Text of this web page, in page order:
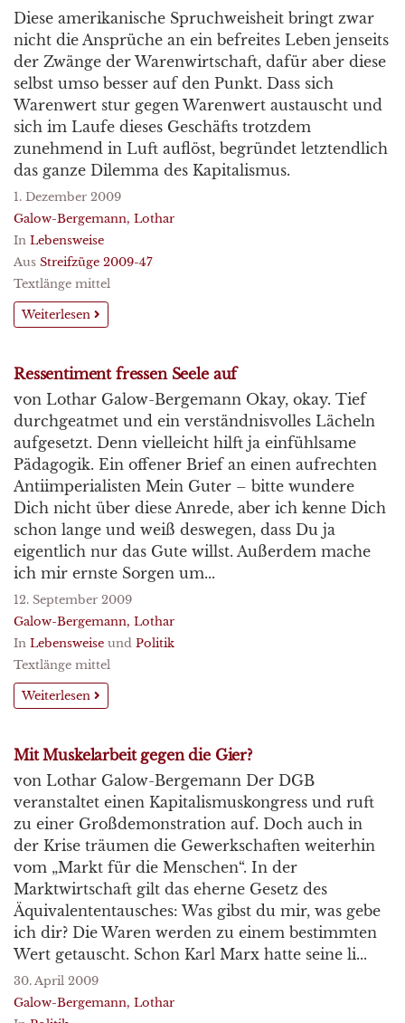
Diese amerikanische Spruchweisheit bringt zwar
nicht die Ansprüche an ein befreites Leben jenseits
der Zwänge der Warenwirtschaft, dafür aber diese
selbst umso besser auf den Punkt. Dass sich
Warenwert stur gegen Warenwert austauscht und
sich im Laufe dieses Geschäfts trotzdem
zunehmend in Luft auflöst, begründet letztendlich
das ganze Dilemma des Kapitalismus.
1. Dezember 2009
Galow-Bergemann, Lothar
In Lebensweise
Aus Streifzüge 2009-47
Textlänge mittel
Weiterlesen
Ressentiment fressen Seele auf
von Lothar Galow-Bergemann Okay, okay. Tief
durchgeatmet und ein verständnisvolles Lächeln
aufgesetzt. Denn vielleicht hilft ja einfühlsame
Pädagogik. Ein offener Brief an einen aufrechten
Antiimperialisten Mein Guter – bitte wundere
Dich nicht über diese Anrede, aber ich kenne Dich
schon lange und weiß deswegen, dass Du ja
eigentlich nur das Gute willst. Außerdem mache
ich mir ernste Sorgen um...
12. September 2009
Galow-Bergemann, Lothar
In Lebensweise und Politik
Textlänge mittel
Weiterlesen
Mit Muskelarbeit gegen die Gier?
von Lothar Galow-Bergemann Der DGB
veranstaltet einen Kapitalismuskongress und ruft
zu einer Großdemonstration auf. Doch auch in
der Krise träumen die Gewerkschaften weiterhin
vom „Markt für die Menschen“. In der
Marktwirtschaft gilt das eherne Gesetz des
Äquivalententausches: Was gibst du mir, was gebe
ich dir? Die Waren werden zu einem bestimmten
Wert getauscht. Schon Karl Marx hatte seine li...
30. April 2009
Galow-Bergemann, Lothar